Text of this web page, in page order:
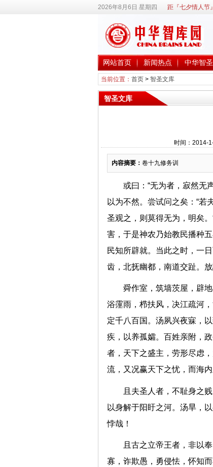
2026年8月6日 星期四 距『七夕情人节
网站首页 新闻热点 中华智圣
当前位置： 首页> 智圣文库
智圣文库
时间：2014-
内容摘要： 卷十九修务训
或曰：“无为者，寂然无
以为不然。尝试问之矣：“若
圣观之，则莫得无为，明矣
害，于是神农乃始教民播种
民知所辟就。当此之时，一
齿，北抚幽都，南道交趾。
舜作室，筑墙茨屋，辟
浴霪雨，栉扶风，决江疏河
定千八百国。汤夙兴夜寐，
疾，以养孤孀。百姓亲附，
者，天下之盛主，劳形尽虑
流，又况赢天下之忧，而
且夫圣人者，不耻身之
以身解于阳盱之河。汤旱，
悖哉！
且古之立帝王者，非以
寡，诈欺愚，勇侵怯，怀知